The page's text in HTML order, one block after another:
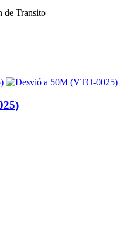
de Transito